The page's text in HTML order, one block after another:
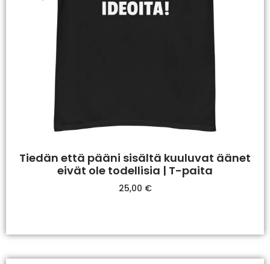
Tiedän että pääni sisältä kuuluvat äänet
eivät ole todellisia | T-paita
25,00 €